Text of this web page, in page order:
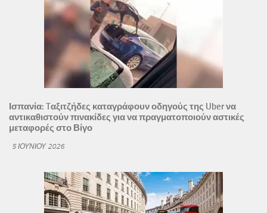
Ισπανία: Tαξιτζήδες καταγράφουν οδηγούς της Uber να
αντικαθιστούν πινακίδες για να πραγματοποιούν αστικές
μεταφορές στο Βίγο
5 ΙΟΥΝΊΟΥ 2026